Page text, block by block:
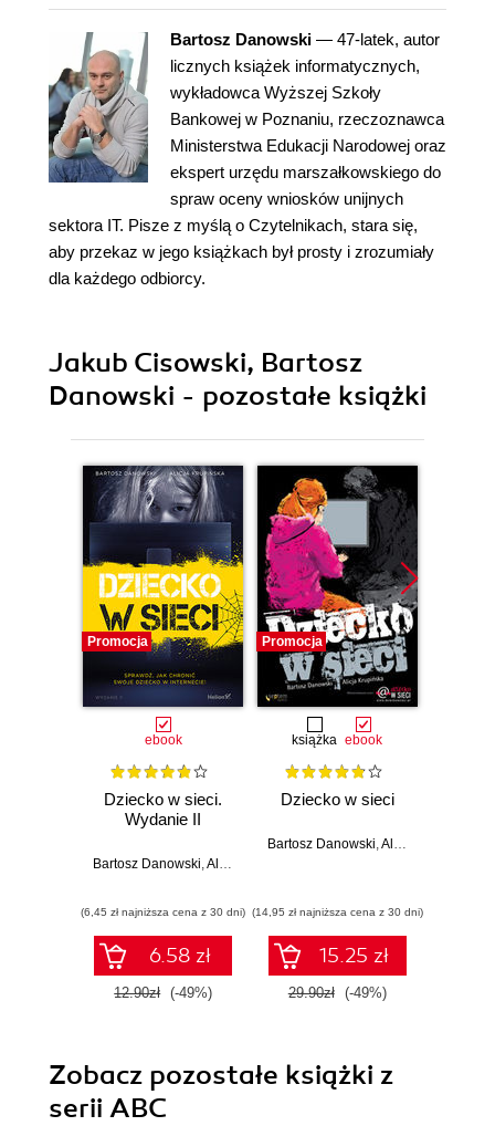
Bartosz Danowski — 47-latek, autor
licznych książek informatycznych,
wykładowca Wyższej Szkoły
Bankowej w Poznaniu, rzeczoznawca
Ministerstwa Edukacji Narodowej oraz
ekspert urzędu marszałkowskiego do
spraw oceny wniosków unijnych
sektora IT. Pisze z myślą o Czytelnikach, stara się,
aby przekaz w jego książkach był prosty i zrozumiały
dla każdego odbiorcy.
Jakub Cisowski, Bartosz
Danowski - pozostałe książki
Promocja
ebook
Dziecko w sieci.
Wydanie II
Bartosz Danowski Alicja Krupińska
(6,45 zł najniższa cena z 30 dni)
6.58 zł
12.90zł (-49%)
Promocja
książka ebook
Dziecko w sieci
Bartosz Danowski Alicja Krupińska
(14,95 zł najniższa cena z 30 dni)
15.25 zł
29.90zł (-49%)
Zobacz pozostałe książki z
serii ABC